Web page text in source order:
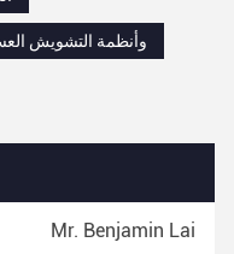
وأنظمة التشويش
Mr. Benjamin Lai